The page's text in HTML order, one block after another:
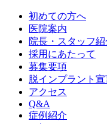
初めての方へ
医院案内
院長・スタッフ紹
採用にあたって
募集要項
脱インプラント宣
アクセス
Q&A
症例紹介